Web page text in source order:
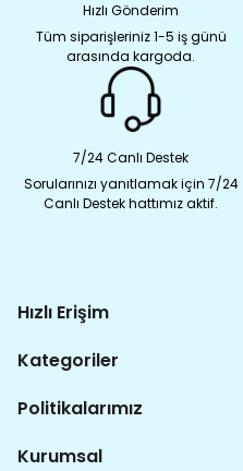
Hızlı Gönderim
Tüm siparişleriniz 1-5 iş günü
arasında kargoda.
7/24 Canlı Destek
Sorularınızı yanıtlamak için 7/24
Canlı Destek hattımız aktif.
Hızlı Erişim
Kategoriler
Politikalarımız
Kurumsal